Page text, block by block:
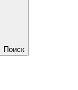
Поиск